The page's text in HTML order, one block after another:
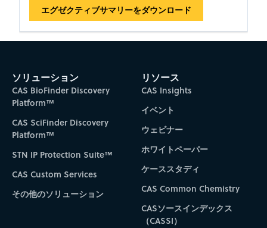
エグゼクティブサマリーをダウンロード
ソリューション
CAS BioFinder Discovery
Platform™
CAS SciFinder Discovery
Platform™
STN IP Protection Suite™
CAS Custom Services
その他のソリューション
リソース
CAS Insights
イベント
ウェビナー
ホワイトペーパー
ケーススタディ
CAS Common Chemistry
CASソースインデックス
（CASSI）